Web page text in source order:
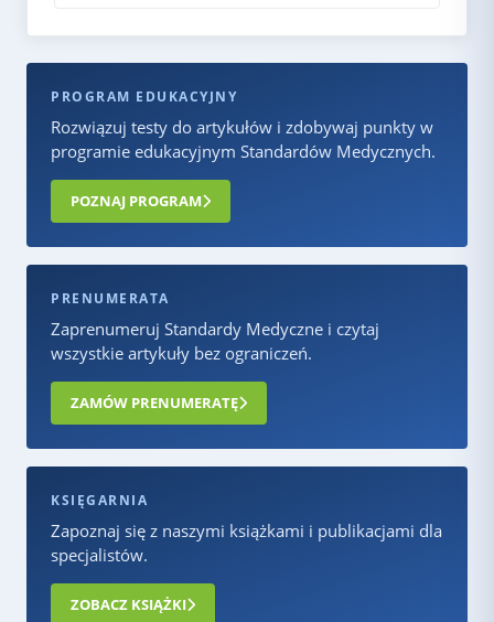
PROGRAM EDUKACYJNY
Rozwiązuj testy do artykułów i zdobywaj punkty w
programie edukacyjnym Standardów Medycznych.
POZNAJ PROGRAM
PRENUMERATA
Zaprenumeruj Standardy Medyczne i czytaj
wszystkie artykuły bez ograniczeń.
ZAMÓW PRENUMERATĘ
KSIĘGARNIA
Zapoznaj się z naszymi książkami i publikacjami dla
specjalistów.
ZOBACZ KSIĄŻKI